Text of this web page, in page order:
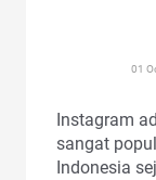
01
Instagram
sangat
Indonesia